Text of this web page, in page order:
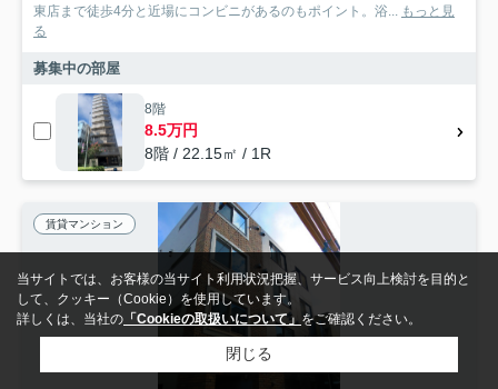
東店まで徒歩4分と近場にコンビニがあるのもポイント。浴...
もっと見
る
募集中の部屋
8階
8.5万円
8階 / 22.15㎡ / 1R
賃貸マンション
当サイトでは、お客様の当サイト利用状況把握、サービス向上検討を目的と
して、クッキー（Cookie）を使用しています。
詳しくは、当社の 「Cookieの取扱いについて」 をご確認ください。
閉じる